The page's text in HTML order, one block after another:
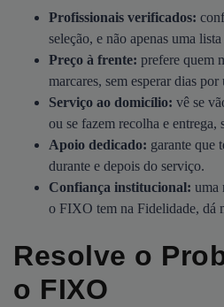
Profissionais verificados:
seleção, e não apenas uma
Preço à frente: prefere quem
marcares, sem esperar dias
Serviço ao domicílio: vê se
ou se fazem recolha e entrega,
Apoio dedicado: garante que
durante e depois do serviço.
Confiança institucional: uma
o FIXO tem na Fidelidade, dá
Resolve o
o FIXO